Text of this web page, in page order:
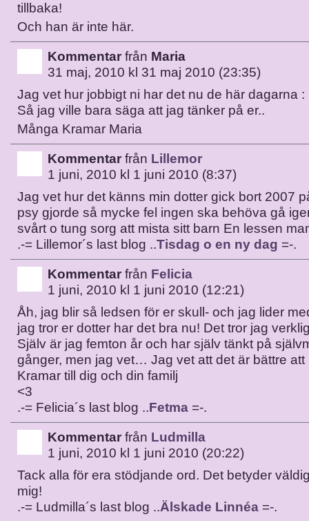
tillbaka!
Och han är inte här.
Kommentar från Maria
31 maj, 2010 kl 31 maj 2010 (23:35)
Jag vet hur jobbigt ni har det nu de här dagarna :
Så jag ville bara säga att jag tänker på er..
Många Kramar Maria
Kommentar från Lillemor
1 juni, 2010 kl 1 juni 2010 (8:37)
Jag vet hur det känns min dotter gick bort 2007
psy gjorde så mycke fel ingen ska behöva gå
svårt o tung sorg att mista sitt barn En lessen
.-= Lillemor´s last blog ..Tisdag o en ny dag =-.
Kommentar från Felicia
1 juni, 2010 kl 1 juni 2010 (12:21)
Åh, jag blir så ledsen för er skull- och jag lider
jag tror er dotter har det bra nu! Det tror jag
Själv är jag femton år och har själv tänkt på
gånger, men jag vet… Jag vet att det är bättre att
Kramar till dig och din familj
<3
.-= Felicia´s last blog ..Fetma =-.
Kommentar från Ludmilla
1 juni, 2010 kl 1 juni 2010 (20:22)
Tack alla för era stödjande ord. Det betyder
mig!
.-= Ludmilla´s last blog ..Älskade Linnéa =-.